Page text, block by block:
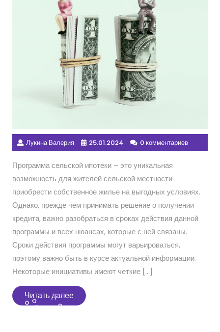
Лукина Валерия 25.01.2024 0 комментариев
Программа сельской ипотеки – это уникальная
возможность для жителей сельской местности
приобрести собственное жилье на выгодных условиях.
Однако, прежде чем принимать решение о получении
кредита, важно разобраться в сроках действия данной
программы и всех нюансах, которые с ней связаны.
Сроки действия программы могут варьироваться,
поэтому важно быть в курсе актуальной информации.
Некоторые инициативы имеют четкие […]
Читать далееЧитать
далее